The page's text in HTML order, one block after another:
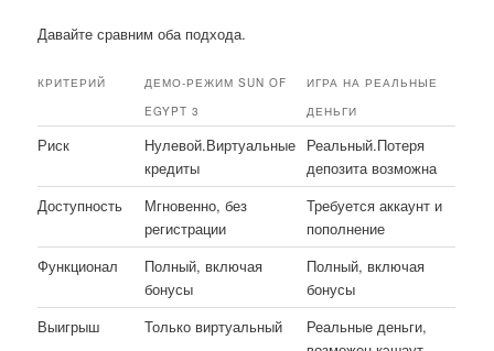
Давайте сравним оба подхода.
КРИТЕРИЙ
ДЕМО-РЕЖИМ SUN OF
EGYPT 3
ИГРА НА РЕАЛЬНЫЕ
ДЕНЬГИ
Риск
Нулевой.Виртуальные
кредиты
Реальный.Потеря
депозита возможна
Доступность
Мгновенно, без
регистрации
Требуется аккаунт и
пополнение
Функционал
Полный, включая
бонусы
Полный, включая
бонусы
Выигрыш
Только виртуальный
Реальные деньги,